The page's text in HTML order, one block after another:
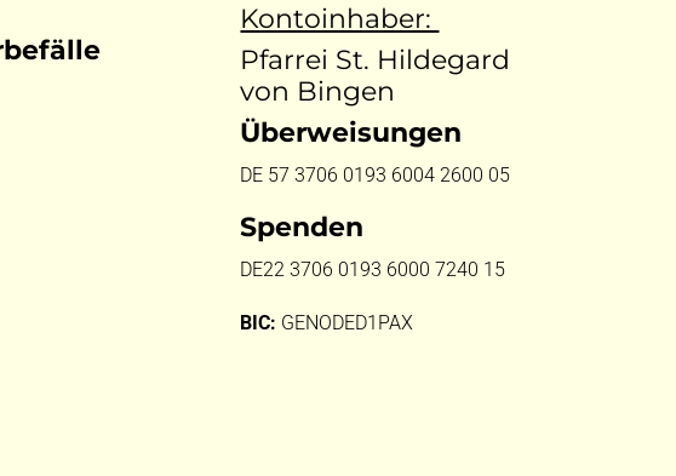
Kontoinhaber:
Pfarrei St. Hildegard
von Bingen
Überweisungen
DE 57 3706 0193 6004 2600 05
Spenden
DE22 3706 0193 6000 7240 15
BIC: GENODED1PAX